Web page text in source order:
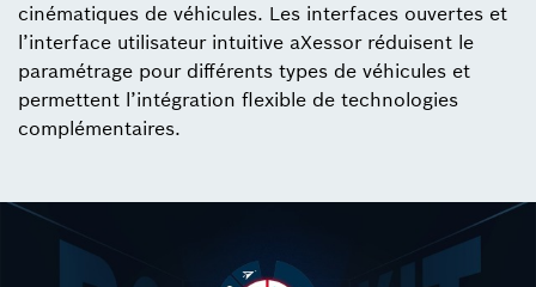
cinématiques de véhicules. Les interfaces ouvertes et
l’interface utilisateur intuitive aXessor réduisent le
paramétrage pour différents types de véhicules et
permettent l’intégration flexible de technologies
complémentaires.